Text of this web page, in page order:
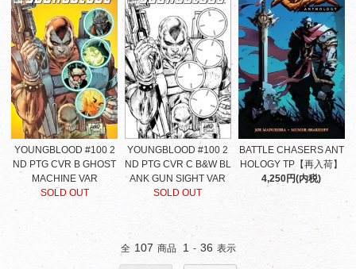
YOUNGBLOOD #100 2
ND PTG CVR B GHOST
MACHINE VAR
SOLD OUT
YOUNGBLOOD #100 2
ND PTG CVR C B&W BL
ANK GUN SIGHT VAR
SOLD OUT
BATTLE CHASERS ANT
HOLOGY TP【再入荷】
4,250円(内税)
全 107 商品 1 - 36 表示